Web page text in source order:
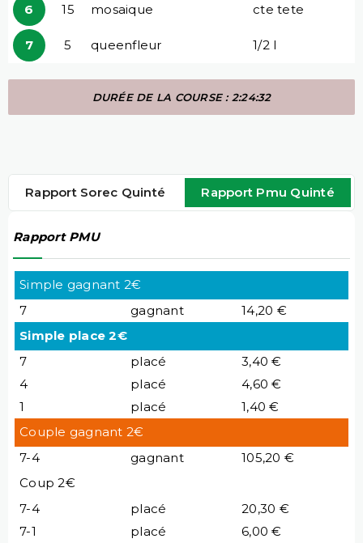
6 15 mosaique cte tete
7 5 queenfleur 1/2 l
DURÉE DE LA COURSE : 2:24:32
Rapport Sorec Quinté Rapport Pmu Quinté
Rapport PMU
Simple gagnant 2€
7
gagnant
14,20 €
Simple place 2€
7
placé
3,40 €
4
placé
4,60 €
1
placé
1,40 €
Couple gagnant 2€
7-4
gagnant
105,20 €
Coup 2€
7-4
placé
20,30 €
7-1
placé 6,00 €